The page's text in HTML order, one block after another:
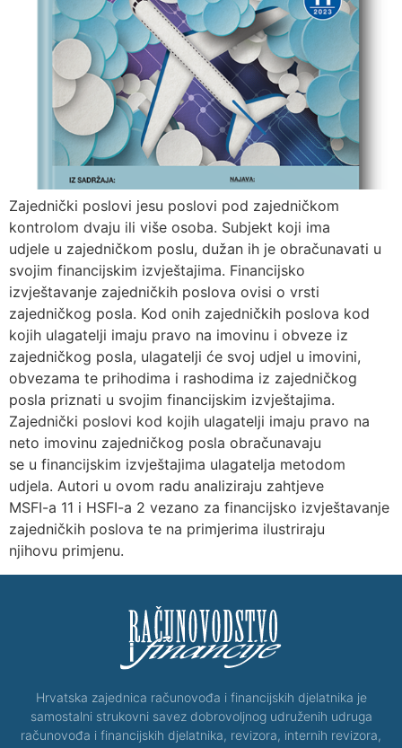
Zajednički poslovi jesu poslovi pod zajedničkom
kontrolom dvaju ili više osoba. Subjekt koji ima
udjele u zajedničkom poslu, dužan ih je obračunavati u
svojim financijskim izvještajima. Financijsko
izvještavanje zajedničkih poslova ovisi o vrsti
zajedničkog posla. Kod onih zajedničkih poslova kod
kojih ulagatelji imaju pravo na imovinu i obveze iz
zajedničkog posla, ulagatelji će svoj udjel u imovini,
obvezama te prihodima i rashodima iz zajedničkog
posla priznati u svojim financijskim izvještajima.
Zajednički poslovi kod kojih ulagatelji imaju pravo na
neto imovinu zajedničkog posla obračunavaju
se u financijskim izvještajima ulagatelja metodom
udjela. Autori u ovom radu analiziraju zahtjeve
MSFI-a 11 i HSFI-a 2 vezano za financijsko izvještavanje
zajedničkih poslova te na primjerima ilustriraju
njihovu primjenu.
Hrvatska zajednica računovođa i financijskih djelatnika je
samostalni strukovni savez dobrovoljnog udruženih udruga
računovođa i financijskih djelatnika, revizora, internih revizora,